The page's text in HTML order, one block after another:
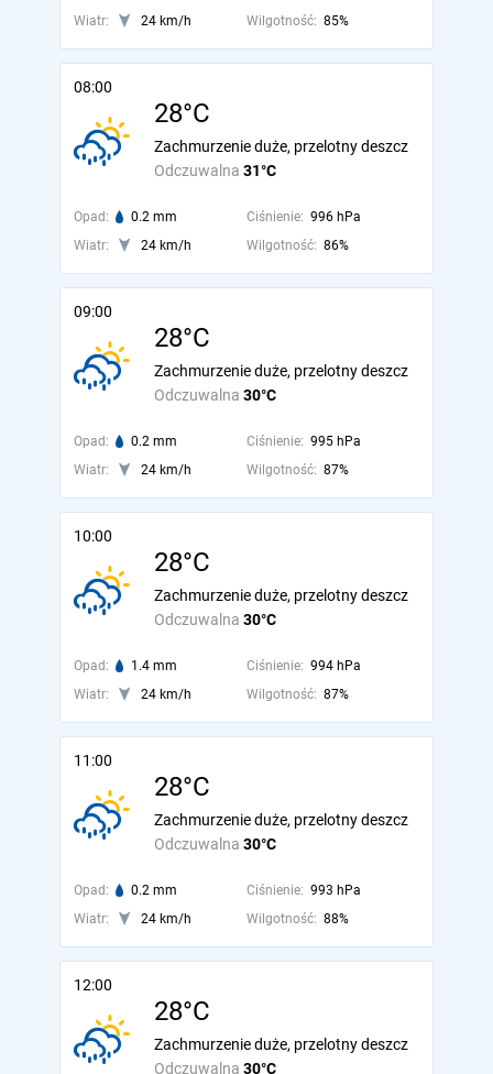
Wiatr: 24 km/h Wilgotność: 85%
08:00
28°C
Odczuwalna 31°C
Zachmurzenie duże, przelotny deszcz
Opad: 0.2 mm Ciśnienie: 996 hPa
Wiatr:
24 km/h Wilgotność: 86%
09:00
28°C
Odczuwalna 30°C
Zachmurzenie duże, przelotny deszcz
Opad: 0.2 mm Ciśnienie: 995 hPa
Wiatr:
24 km/h Wilgotność: 87%
10:00
28°C
Odczuwalna 30°C
Zachmurzenie duże, przelotny deszcz
Opad: 1.4 mm Ciśnienie: 994 hPa
Wiatr:
24 km/h Wilgotność: 87%
11:00
28°C
Odczuwalna 30°C
Zachmurzenie duże, przelotny deszcz
Opad: 0.2 mm Ciśnienie: 993 hPa
Wiatr:
24 km/h Wilgotność: 88%
12:00
28°C
Odczuwalna 30°C
Zachmurzenie duże, przelotny deszcz